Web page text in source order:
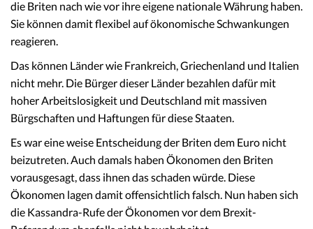
die Briten nach wie vor ihre eigene nationale Währung haben.
Sie können damit flexibel auf ökonomische Schwankungen
reagieren.
Das können Länder wie Frankreich, Griechenland und Italien
nicht mehr. Die Bürger dieser Länder bezahlen dafür mit
hoher Arbeitslosigkeit und Deutschland mit massiven
Bürgschaften und Haftungen für diese Staaten.
Es war eine weise Entscheidung der Briten dem Euro nicht
beizutreten. Auch damals haben Ökonomen den Briten
vorausgesagt, dass ihnen das schaden würde. Diese
Ökonomen lagen damit offensichtlich falsch. Nun haben sich
die Kassandra-Rufe der Ökonomen vor dem Brexit-